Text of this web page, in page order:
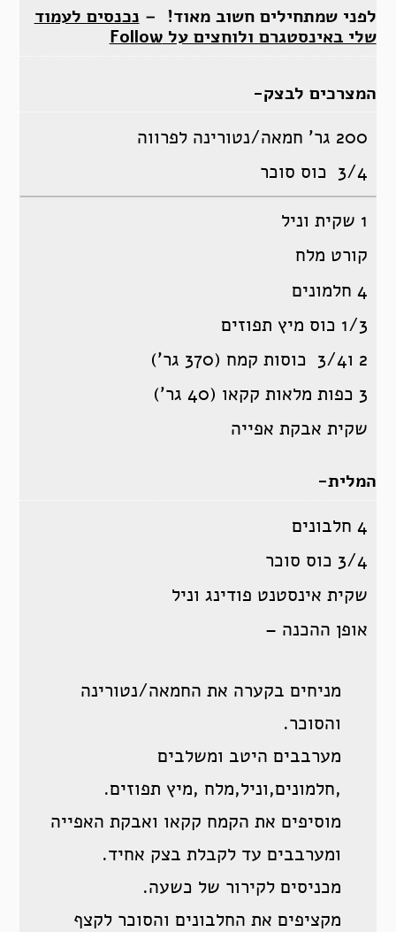
לפני שמתחילים חשוב מאוד! –נכנסים לעמוד
שלי באינסטגרם ולוחצים על Follow
המצרכים לבצק-
200 גר’ חמאה/נטורינה לפרווה
3/4 כוס סוכר
1 שקית וניל
קורט מלח
4 חלמונים
1/3 כוס מיץ תפוזים
2 ו3/4 כוסות קמח (370 גר’)
3 כפות מלאות קקאו (40 גר’)
שקית אבקת אפייה
המלית-
4 חלבונים
3/4 כוס סוכר
שקית אינסטנט פודינג וניל
אופן ההכנה –
מניחים בקערה את החמאה/נטורינה
והסוכר.
מערבבים היטב ומשלבים
,חלמונים,וניל,מלח ,מיץ תפוזים.
מוסיפים את הקמח קקאו ואבקת האפייה
ומערבבים עד לקבלת בצק אחיד.
מכניסים לקירור של כשעה.
מקציפים את החלבונים והסוכר לקצף